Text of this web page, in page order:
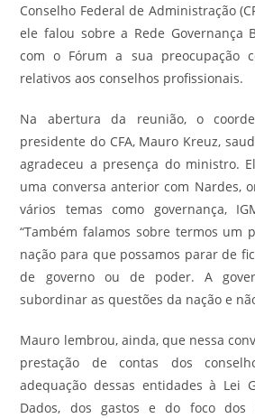
Conselho Federal de Administração
ele falou sobre a Rede Governança
com o Fórum a sua preocupação
relativos aos conselhos profissionais.
Na abertura da reunião, o
presidente do CFA, Mauro Kreuz,
agradeceu a presença do ministro.
uma conversa anterior com Nardes,
vários temas como governança,
“Também falamos sobre termos um
nação para que possamos parar de
de governo ou de poder. A
subordinar as questões da nação e
Mauro lembrou, ainda, que nessa
prestação de contas dos
adequação dessas entidades à Lei
Dados, dos gastos e do foco dos